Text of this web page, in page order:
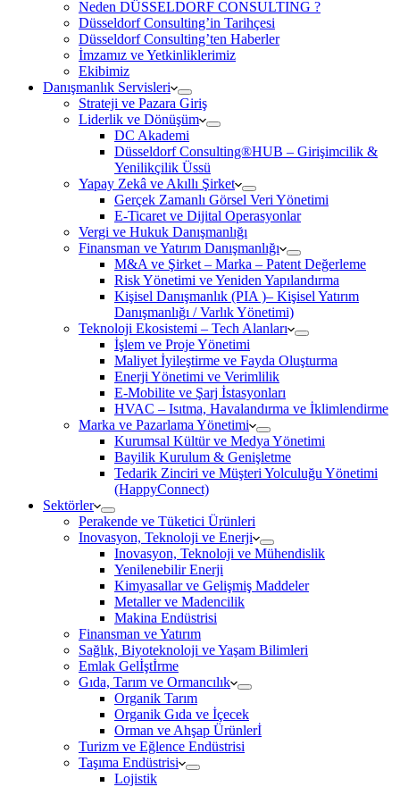
Neden DÜSSELDORF CONSULTING ?
Düsseldorf Consulting’in Tarihçesi
Düsseldorf Consulting’ten Haberler
İmzamız ve Yetkinliklerimiz
Ekibimiz
Danışmanlık Servisleri
Strateji ve Pazara Giriş
Liderlik ve Dönüşüm
DC Akademi
Düsseldorf Consulting®HUB – Girişimcilik &
Yenilikçilik Üssü
Yapay Zekâ ve Akıllı Şirket
Gerçek Zamanlı Görsel Veri Yönetimi
E-Ticaret ve Dijital Operasyonlar
Vergi ve Hukuk Danışmanlığı
Finansman ve Yatırım Danışmanlığı
M&A ve Şirket – Marka – Patent Değerleme
Risk Yönetimi ve Yeniden Yapılandırma
Kişisel Danışmanlık (PIA )– Kişisel Yatırım
Danışmanlığı / Varlık Yönetimi)
Teknoloji Ekosistemi – Tech Alanları
İşlem ve Proje Yönetimi
Maliyet İyileştirme ve Fayda Oluşturma
Enerji Yönetimi ve Verimlilik
E-Mobilite ve Şarj İstasyonları
HVAC – Isıtma, Havalandırma ve İklimlendirme
Marka ve Pazarlama Yönetimi
Kurumsal Kültür ve Medya Yönetimi
Bayilik Kurulum & Genişletme
Tedarik Zinciri ve Müşteri Yolculuğu Yönetimi
(HappyConnect)
Sektörler
Perakende ve Tüketici Ürünleri
Inovasyon, Teknoloji ve Enerji
Inovasyon, Teknoloji ve Mühendislik
Yenilenebilir Enerji
Kimyasallar ve Gelişmiş Maddeler
Metaller ve Madencilik
Makina Endüstrisi
Finansman ve Yatırım
Sağlık, Biyoteknoloji ve Yaşam Bilimleri
Emlak Gelİştİrme
Gıda, Tarım ve Ormancılık
Organik Tarım
Organik Gıda ve İçecek
Orman ve Ahşap Ürünlerİ
Turizm ve Eğlence Endüstrisi
Taşıma Endüstrisi
Lojistik